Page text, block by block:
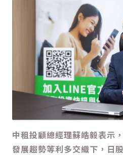
中租投顧總經理蘇皓毅表示
發展趨勢等利多交織下，日